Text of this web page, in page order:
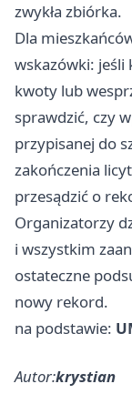
zwykła zbiórka.
Dla
wskazówki: jeśli
kwoty lub
sprawdzić, czy
przypisanej do
zakończenia
przesądzić o
Organizatorzy
i wszystkim
ostateczne
nowy rekord.
na podstawie:
Autor:krystian